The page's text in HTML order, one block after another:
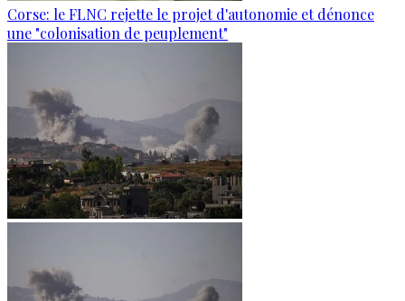
Corse: le FLNC rejette le projet d'autonomie et dénonce
une "colonisation de peuplement"